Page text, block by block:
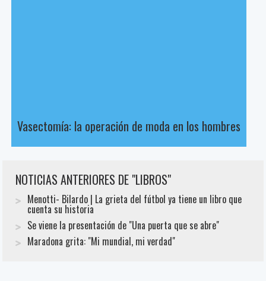
Vasectomía: la operación de moda en los hombres
NOTICIAS ANTERIORES DE "LIBROS"
Menotti- Bilardo | La grieta del fútbol ya tiene un libro que
cuenta su historia
Se viene la presentación de "Una puerta que se abre"
Maradona grita: "Mi mundial, mi verdad"